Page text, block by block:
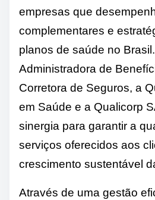
empresas que
complementares e
planos de saúde no
Administradora de
Corretora de Seguros, a
em Saúde e a Qualicorp
sinergia para garantir a
serviços oferecidos aos
crescimento sustentável
Através de uma gestão